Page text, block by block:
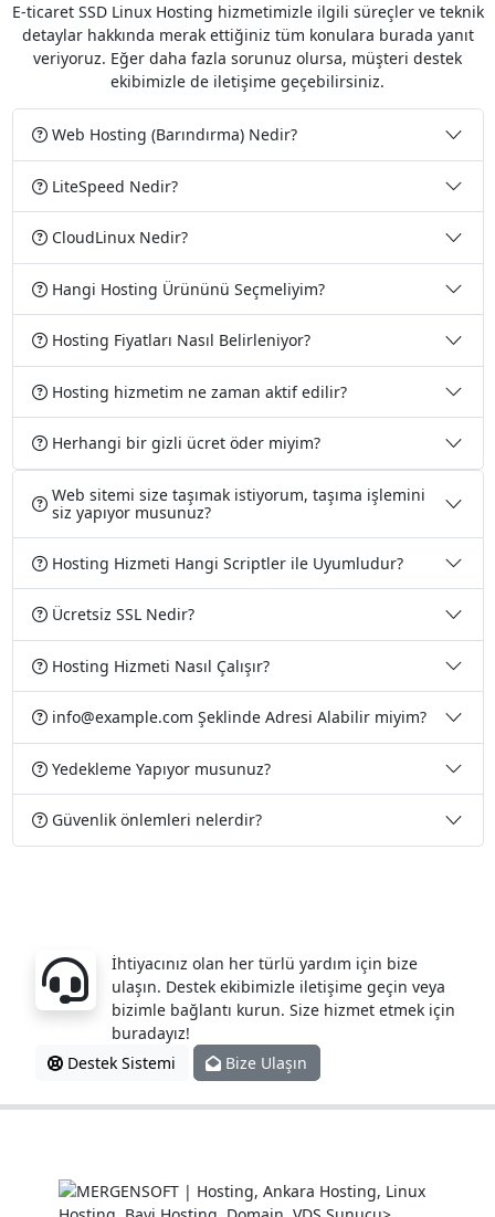
E-ticaret SSD Linux Hosting hizmetimizle ilgili süreçler ve teknik
detaylar hakkında merak ettiğiniz tüm konulara burada yanıt
veriyoruz. Eğer daha fazla sorunuz olursa, müşteri destek
ekibimizle de iletişime geçebilirsiniz.
Web Hosting (Barındırma) Nedir?
LiteSpeed Nedir?
CloudLinux Nedir?
Hangi Hosting Ürününü Seçmeliyim?
Hosting Fiyatları Nasıl Belirleniyor?
Hosting hizmetim ne zaman aktif edilir?
Herhangi bir gizli ücret öder miyim?
Web sitemi size taşımak istiyorum, taşıma işlemini
siz yapıyor musunuz?
Hosting Hizmeti Hangi Scriptler ile Uyumludur?
Ücretsiz SSL Nedir?
Hosting Hizmeti Nasıl Çalışır?
info@example.com Şeklinde Adresi Alabilir miyim?
Yedekleme Yapıyor musunuz?
Güvenlik önlemleri nelerdir?
İhtiyacınız olan her türlü yardım için bize
ulaşın. Destek ekibimizle iletişime geçin veya
bizimle bağlantı kurun. Size hizmet etmek için
buradayız!
Destek Sistemi
Bize Ulaşın